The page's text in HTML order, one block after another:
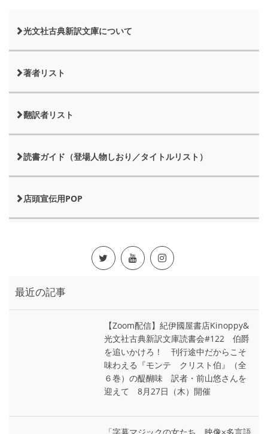
光文社古典新訳文庫について
著者リスト
翻訳者リスト
読書ガイド（登場人物しおり／タイトルリスト）
店頭宣伝用POP
最近の記事
【Zoom配信】紀伊國屋書店Kinoppy&
光文社古典新訳文庫読書会#122 伯爵
を追いかけろ！ 刊行途中だからこそ
味わえる『モンテ゠クリスト伯』（全
６巻）の醍醐味 訳者・前山悠さんを
迎えて 8月27日（木）開催